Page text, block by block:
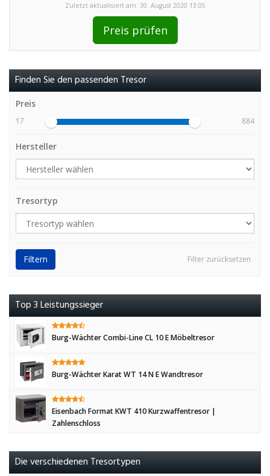
Zuletzt aktualisiert am: 30. August 2020 13:05
Preis prüfen
Finden Sie den passenden Tresor
Preis
17 884
Hersteller
Tresortyp
Filter zurücksetzen
Filtern
Top 3 Leistungssieger
Burg-Wächter Combi-Line CL 10 E Möbeltresor
Burg-Wächter Karat WT 14 N E Wandtresor
Eisenbach Format KWT 410 Kurzwaffentresor |
Zahlenschloss
Die verschiedenen Tresortypen